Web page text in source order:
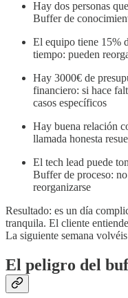
Hay dos personas
Buffer de
El equipo tiene 15%
tiempo: pueden
Hay 3000€ de
financiero: si hace
casos específicos
Hay buena relación
llamada honesta
El tech lead puede
Buffer de proceso:
reorganizarse
Resultado: es un día
tranquila. El cliente
La siguiente semana
El peligro del